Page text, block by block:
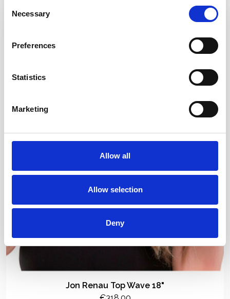
Selection
Necessary
Preferences
Statistics
Marketing
Allow all
Allow selection
Deny
Jon Renau Top Wave 18"